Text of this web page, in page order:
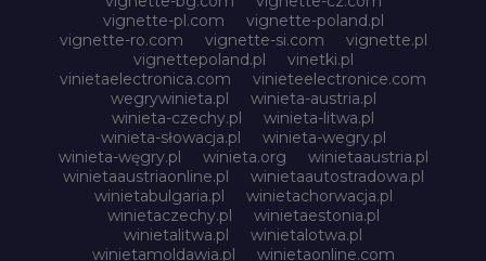
vignette-pl.com
vignette-poland.pl
vignette-ro.com
vignette-si.com
vignette.pl
vignettepoland.pl
vinetki.pl
vinietaelectronica.com
vinieteelectronice.com
wegrywinieta.pl
winieta-austria.pl
winieta-czechy.pl
winieta-litwa.pl
winieta-słowacja.pl
winieta-wegry.pl
winieta-węgry.pl
winieta.org
winietaaustria.pl
winietaaustriaonline.pl
winietaautostradowa.pl
winietabulgaria.pl
winietachorwacja.pl
winietaczechy.pl
winietaestonia.pl
winietalitwa.pl
winietalotwa.pl
winietamoldawia.pl
winietaonline.com